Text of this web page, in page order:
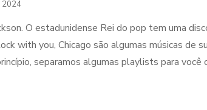
2024
O estadunidense Rei do pop tem uma
with you, Chicago são algumas músicas de
separamos algumas playlists para você